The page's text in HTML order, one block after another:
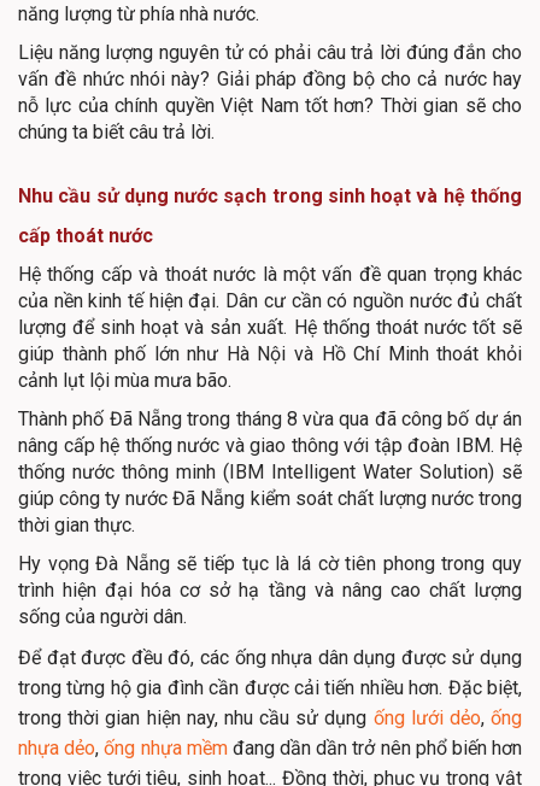
năng lượng từ phía nhà nước.
Liệu năng lượng nguyên tử có phải câu trả lời đúng đắn cho
vấn đề nhức nhói này? Giải pháp đồng bộ cho cả nước hay
nỗ lực của chính quyền Việt Nam tốt hơn? Thời gian sẽ cho
chúng ta biết câu trả lời.
Nhu cầu sử dụng nước sạch trong sinh hoạt và hệ thống
cấp thoát nước
Hệ thống cấp và thoát nước là một vấn đề quan trọng khác
của nền kinh tế hiện đại. Dân cư cần có nguồn nước đủ chất
lượng để sinh hoạt và sản xuất. Hệ thống thoát nước tốt sẽ
giúp thành phố lớn như Hà Nội và Hồ Chí Minh thoát khỏi
cảnh lụt lội mùa mưa bão.
Thành phố Đã Nẵng trong tháng 8 vừa qua đã công bố dự án
nâng cấp hệ thống nước và giao thông với tập đoàn IBM. Hệ
thống nước thông minh (IBM Intelligent Water Solution) sẽ
giúp công ty nước Đã Nẵng kiểm soát chất lượng nước trong
thời gian thực.
Hy vọng Đà Nẵng sẽ tiếp tục là lá cờ tiên phong trong quy
trình hiện đại hóa cơ sở hạ tầng và nâng cao chất lượng
sống của người dân.
Để đạt được đều đó, các ống nhựa dân dụng được sử dụng
trong từng hộ gia đình cần được cải tiến nhiều hơn. Đặc biệt,
trong thời gian hiện nay, nhu cầu sử dụng ống lưới dẻo,ống
nhựa dẻo,ống nhựa mềmđang dần dần trở nên phổ biến hơn
trong việc tưới tiêu, sinh hoạt... Đồng thời, phục vụ trong vật